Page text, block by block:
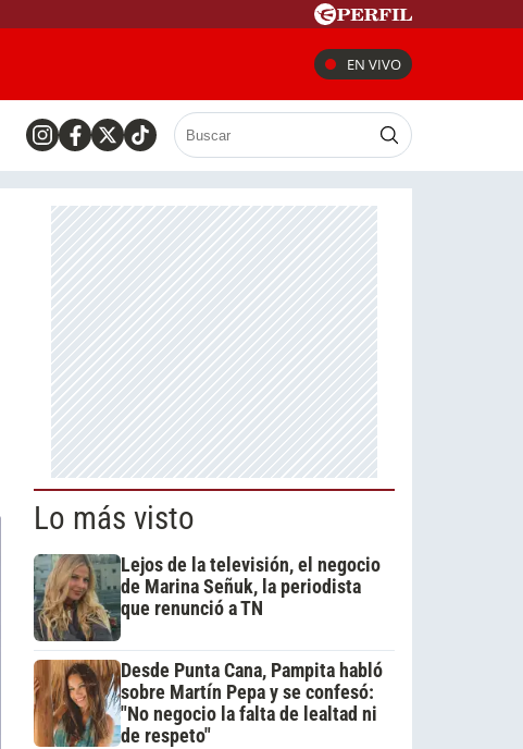
EN VIVO
Lo más visto
Lejos de la televisión, el negocio
de Marina Señuk, la periodista
que renunció a TN
Desde Punta Cana, Pampita habló
sobre Martín Pepa y se confesó:
"No negocio la falta de lealtad ni
de respeto"